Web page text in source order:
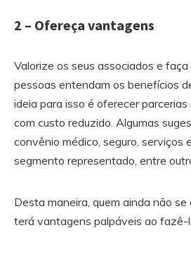
2 – Ofereça vantagens
Valorize os seus associados e
pessoas entendam os benefícios
ideia para isso é oferecer
com custo reduzido. Algumas
convênio médico, seguro, serviços
segmento representado, entre
Desta maneira, quem ainda não
terá vantagens palpáveis ao fazê-